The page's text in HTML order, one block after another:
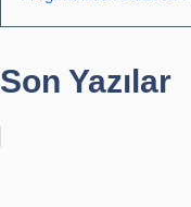
Son Yazılar